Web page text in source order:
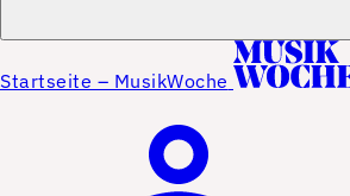
Startseite – MusikWoche